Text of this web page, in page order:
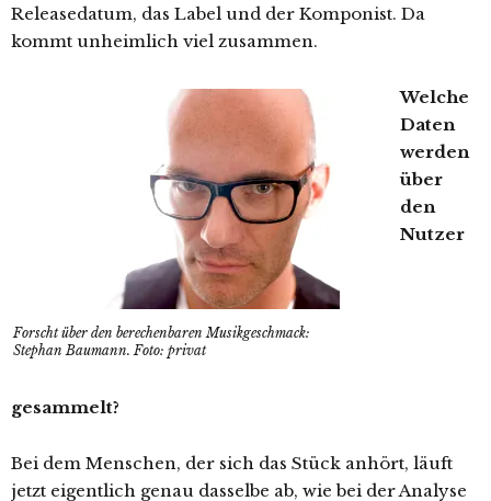
Releasedatum, das Label und der Komponist. Da
kommt unheimlich viel zusammen.
Forscht über den berechenbaren Musikgeschmack:
Stephan Baumann. Foto: privat
Welche
Daten
werden
über
den
Nutzer
gesammelt?
Bei dem Menschen, der sich das Stück anhört, läuft
jetzt eigentlich genau dasselbe ab, wie bei der Analyse